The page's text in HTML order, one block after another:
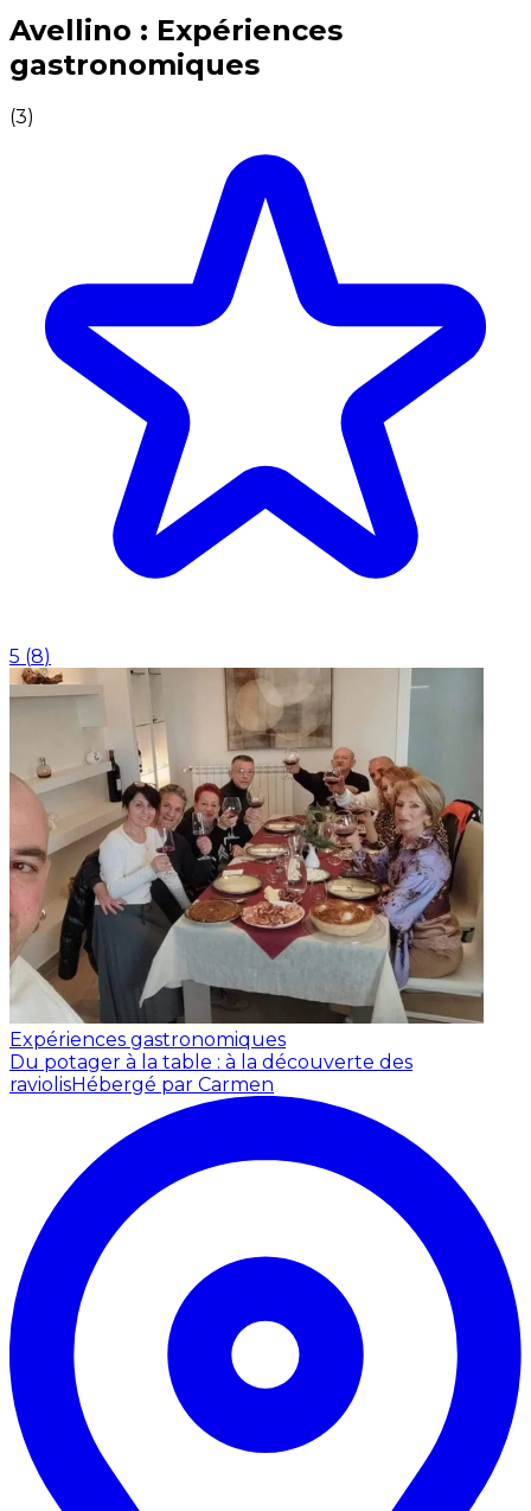
Expériences culinaires inoubliables : Expériences
Avellino : Expériences
gastronomiques
(3)
5 (8)
Expériences gastronomiques
Du potager à la table : à la découverte des
raviolisHébergé par Carmen